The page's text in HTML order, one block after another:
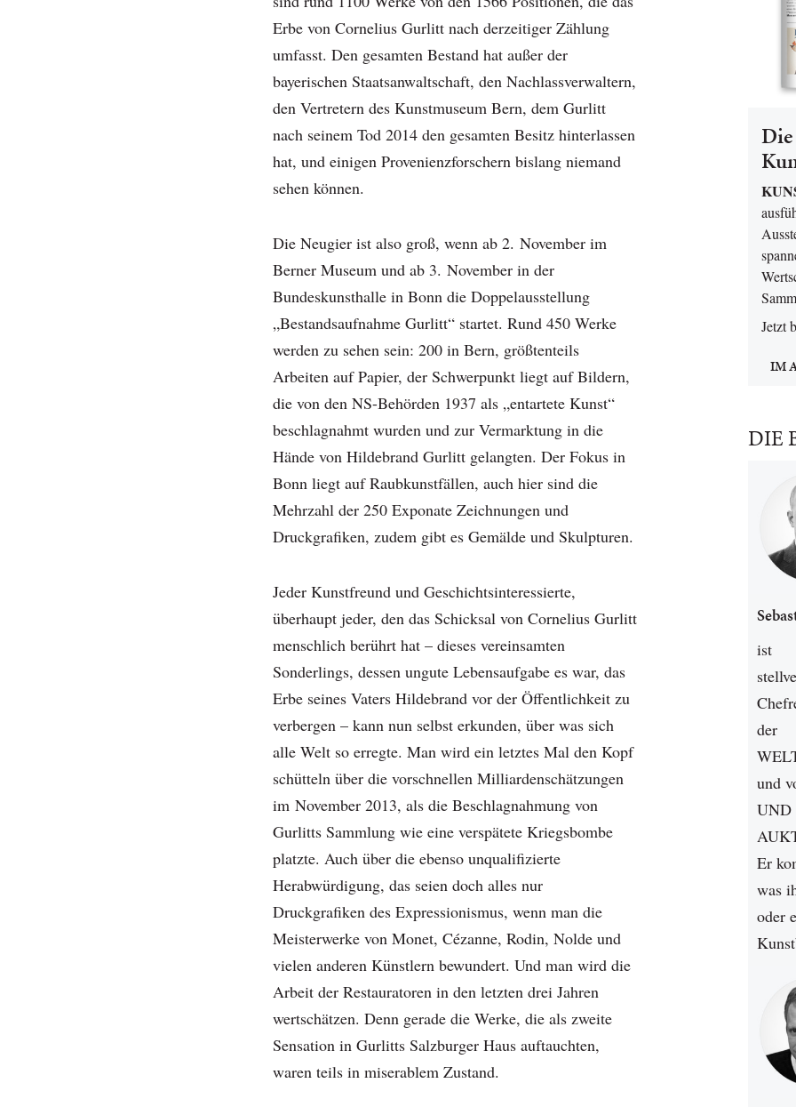
Erbe von Cornelius Gurlitt nach derzeitiger Zählung
umfasst. Den gesamten Bestand hat außer der
bayerischen Staatsanwaltschaft, den Nachlassverwaltern,
den Vertretern des Kunstmuseum Bern, dem Gurlitt
nach seinem Tod 2014 den gesamten Besitz hinterlassen
hat, und einigen Provenienzforschern bislang niemand
sehen können.
Die Neugier ist also groß, wenn ab 2. November im
Berner Museum und ab 3. November in der
Bundeskunsthalle in Bonn die Doppelausstellung
„Bestandsaufnahme Gurlitt“ startet. Rund 450 Werke
werden zu sehen sein: 200 in Bern, größtenteils
Arbeiten auf Papier, der Schwerpunkt liegt auf Bildern,
die von den NS-Behörden 1937 als „entartete Kunst“
beschlagnahmt wurden und zur Vermarktung in die
Hände von Hildebrand Gurlitt gelangten. Der Fokus in
Bonn liegt auf Raubkunstfällen, auch hier sind die
Mehrzahl der 250 Exponate Zeichnungen und
Druckgrafiken, zudem gibt es Gemälde und Skulpturen.
Jeder Kunstfreund und Geschichtsinteressierte,
überhaupt jeder, den das Schicksal von Cornelius Gurlitt
menschlich berührt hat – dieses vereinsamten
Sonderlings, dessen ungute Lebensaufgabe es war, das
Erbe seines Vaters Hildebrand vor der Öffentlichkeit zu
verbergen – kann nun selbst erkunden, über was sich
alle Welt so erregte. Man wird ein letztes Mal den Kopf
schütteln über die vorschnellen Milliardenschätzungen
im November 2013, als die Beschlagnahmung von
Gurlitts Sammlung wie eine verspätete Kriegsbombe
platzte. Auch über die ebenso unqualifizierte
Herabwürdigung, das seien doch alles nur
Druckgrafiken des Expressionismus, wenn man die
Meisterwerke von Monet, Cézanne, Rodin, Nolde und
vielen anderen Künstlern bewundert. Und man wird die
Arbeit der Restauratoren in den letzten drei Jahren
wertschätzen. Denn gerade die Werke, die als zweite
Sensation in Gurlitts Salzburger Haus auftauchten,
waren teils in miserablem Zustand.
Jetzt
IM
DIE
ist
der
und
UND
Er
was
oder